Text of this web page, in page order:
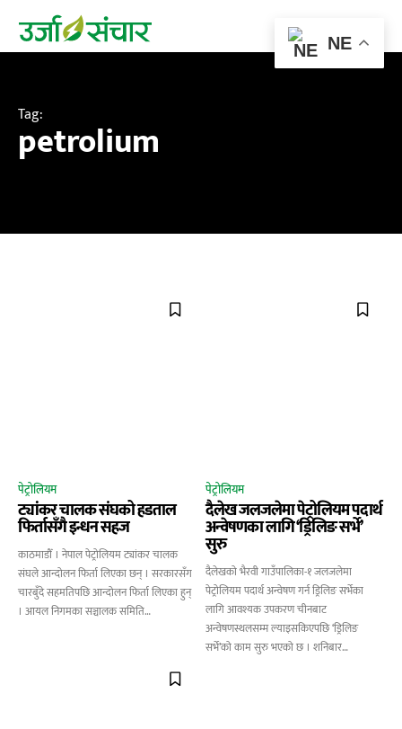
Tag:
petrolium
पेट्रोलियम
ट्यांकर चालक संघको हडताल
फिर्तासँगै इन्धन सहज
काठमाडाैँ । नेपाल पेट्रोलियम ट्यांकर चालक
संघले आन्दोलन फिर्ता लिएका छन् । सरकारसँग
चारबुँदे सहमतिपछि आन्दोलन फिर्ता लिएका हुन्
। आयल निगमका सञ्चालक समिति…
पेट्रोलियम
दैलेख जलजलेमा पेट्रोलियम पदार्थ
अन्वेषणका लागि ‘ड्रिलिङ सर्भे’
सुरु
दैलेखको भैरवी गाउँपालिका-१ जलजलेमा
पेट्रोलियम पदार्थ अन्वेषण गर्न ड्रिलिङ सर्भेका
लागि आवश्यक उपकरण चीनबाट
अन्वेषणस्थलसम्म ल्याइसकिएपछि ‘ड्रिलिङ
सर्भे’को काम सुरु भएको छ । शनिबार…
NE